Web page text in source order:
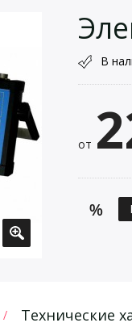
В
от
Технические